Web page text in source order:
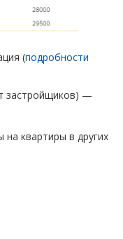
(подробности
застройщиков) —
на квартиры в других